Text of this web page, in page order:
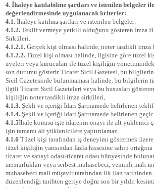
4. İhaleye katılabilme şartları ve istenilen belgeler
değerlendirmesinde uygulanacak kriterler:
4.1. İhaleye katılma şartları ve istenilen belgeler:
4.1.2. Teklif vermeye yetkili olduğunu gösteren İmza
Sirküleri.
4.1.2.1. Gerçek kişi olması halinde, noter tasdikli imza
4.1.2.2. Tüzel kişi olması halinde, ilgisine göre tüzel
üyeleri veya kurucuları ile tüzel kişiliğin
son durumu gösterir Ticaret Sicil Gazetesi, bu bilgilerin
Sicil Gazetesinde bulunmaması halinde, bu bilgilerin
ilgili Ticaret Sicil Gazeteleri veya bu hususları
kişiliğin noter tasdikli imza sirküleri,
4.1.3. Şekli ve içeriği İdari Şartnamede belirlenen teklif
4.1.4. Şekli ve içeriği İdari Şartnamede belirlenen
4.1.5İhale konusu işte idarenin onayı ile alt yüklenici
işin tamamı alt yüklenicilere yaptırılamaz.
4.1.6 Tüzel kişi tarafından iş deneyimi göstermek
tüzel kişiliğin yarısından fazla hissesine sahip ortağına
ticaret ve sanayi odası/ticaret odası bünyesinde
memurlukları veya serbest muhasebeci, yeminli mali
muhasebeci mali müşavir tarafından ilk ilan tarihinden
düzenlendiği tarihten geriye doğru son bir yıldır